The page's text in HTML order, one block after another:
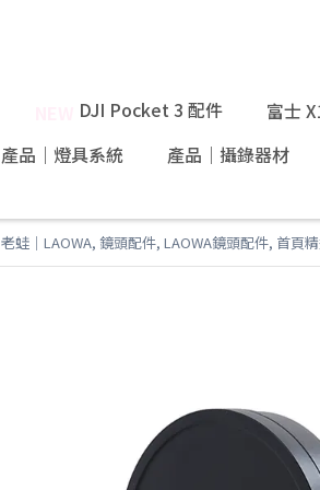
DJI Pocket 3 配件
富士
產品｜燈具系統
產品｜攝錄器材
老蛙｜LAOWA, 鏡頭配件, LAOWA鏡頭配件, 首頁